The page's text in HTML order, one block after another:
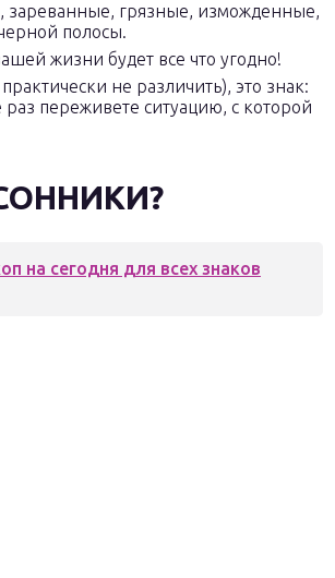
зареванные, грязные, изможденные,
полосы.
жизни будет все что угодно!
не различить), это знак:
переживете ситуацию, с которой
на сегодня для всех знаков